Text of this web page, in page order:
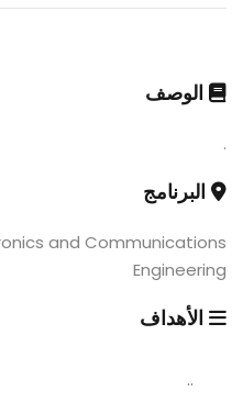
الوصف
.
البرنامج
and Communications
Engineering
الأهداف
..